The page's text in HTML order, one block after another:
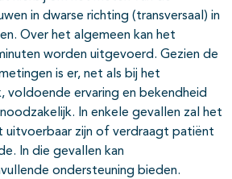
in dwarse richting (transversaal) in
Over het algemeen kan het
worden uitgevoerd. Gezien de
is er, net als bij het
voldoende ervaring en bekendheid
In enkele gevallen zal het
uitvoerbaar zijn of verdraagt patiënt
In die gevallen kan
ondersteuning bieden.